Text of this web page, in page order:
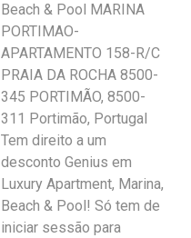
Beach & Pool MARINA
PORTIMAO-
APARTAMENTO 158-R/C
PRAIA DA ROCHA 8500-
345 PORTIMÃO, 8500-
311 Portimão, Portugal
Tem direito a um
desconto Genius em
Luxury Apartment, Marina,
Beach & Pool! Só tem de
iniciar sessão para